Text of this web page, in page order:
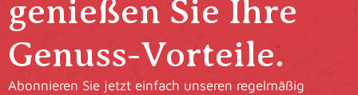
genießen Sie Ihre
Genuss-Vorteile.
Abonnieren Sie jetzt einfach unseren regelmäßig